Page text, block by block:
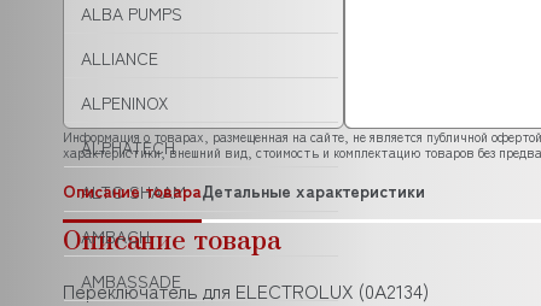
ALBA PUMPS
ALLIANCE
ALPENINOX
ALPHATECH
ALTO SHAAM
AMBACH
AMBASSADE
Информация о товарах, размещенная на сайте, не является публичной
характеристики, внешний вид, стоимость и комплектацию товаров без
Описание товараДетальные характеристики
Описание товара
Переключатель для ELECTROLUX (0А2134)